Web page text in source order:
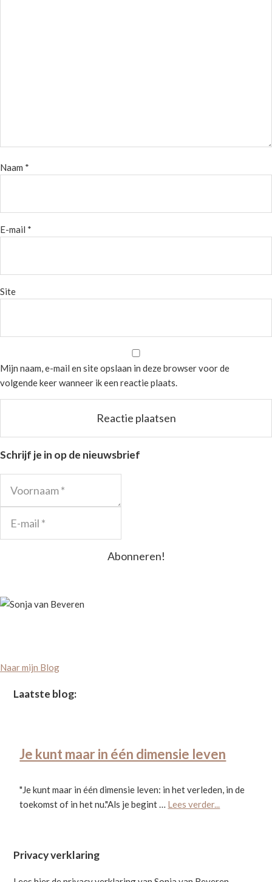
Naam *
E-mail *
Site
Mijn naam, e-mail en site opslaan in deze browser voor de
volgende keer wanneer ik een reactie plaats.
Schrijf je in op de nieuwsbrief
Naar mijn Blog
Laatste blog:
Je kunt maar in één dimensie leven
"Je kunt maar in één dimensie leven: in het verleden, in de
toekomst of in het nu."Als je begint … Lees verder...
Privacy verklaring